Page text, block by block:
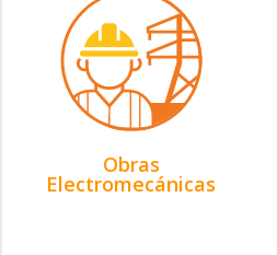
Obras
Electromecánicas